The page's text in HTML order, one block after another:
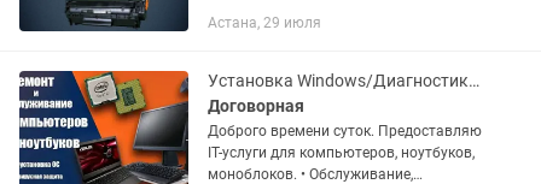
Xerox • Заправка картриджей (ч/б,
Астана, 29 июля
Установка Windows/Диагностика/Ремонт/Чистка и Обслуживание/IT Услуги/Другое
Договорная
Доброго времени суток. Предоставляю
IT-услуги для компьютеров, ноутбуков,
моноблоков. • Обслуживание,